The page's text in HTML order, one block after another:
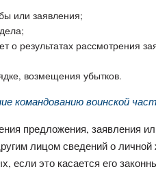
или заявления;
о результатах рассмотрения
возмещения убытков.
командованию воинской
предложения, заявления
лицом сведений о личной
если это касается его